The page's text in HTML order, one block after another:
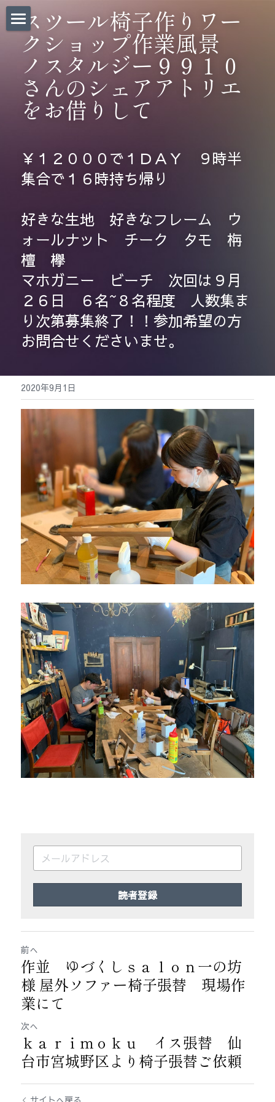
Home｜
お問い合わせ｜
CHAIR BANKについて｜
椅子張り職人BLOG｜
椅子・道具販売｜
Before/After｜
法人のお客様 |
会社概要/求人募集｜
検索
スツール椅子作りワー
クショップ作業風景
ノスタルジー９９１０
さんのシェアアトリエ
をお借りして
￥１２０００で１ＤＡＹ　９時半
集合で１６時持ち帰り
好きな生地　好きなフレーム　ウ
ォールナット　チーク　タモ　栴
檀　欅
マホガニー　ビーチ　次回は９月
２６日　６名~８名程度　人数集ま
り次第募集終了！！参加希望の方
お問合せくださいませ。
2020年9月1日
読者登録
前へ
作並 ゆづくしｓａｌｏｎ一の坊
様 屋外ソファー椅子張替 現場作
業にて
次へ
ｋａｒｉｍｏｋｕ イス張替 仙
台市宮城野区より椅子張替ご依頼
サイトへ戻る
ストアカテゴリー